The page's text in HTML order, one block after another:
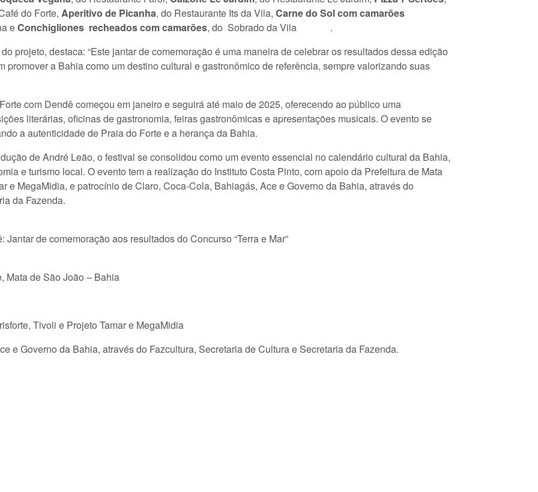
do Forte, Aperitivo de Picanha, do Restaurante Its da Vila, Carne do Sol com camarões
eConchigliones recheados com camarões, do Sobrado da Vila .
projeto, destaca: “Este jantar de comemoração é uma maneira de celebrar os resultados dessa edição
promover a Bahia como um destino cultural e gastronômico de referência, sempre valorizando suas
com Dendê começou em janeiro e seguirá até maio de 2025, oferecendo ao público uma
literárias, oficinas de gastronomia, feiras gastronômicas e apresentações musicais. O evento se
a autenticidade de Praia do Forte e a herança da Bahia.
de André Leão, o festival se consolidou como um evento essencial no calendário cultural da Bahia,
e turismo local. O evento tem a realização do Instituto Costa Pinto, com apoio da Prefeitura de Mata
e MegaMidia, e patrocínio de Claro, Coca-Cola, Bahiagás, Ace e Governo da Bahia, através do
da Fazenda.
de comemoração aos resultados do Concurso “Terra e Mar”
Mata de São João – Bahia
Tivoli e Projeto Tamar e MegaMidia
e Governo da Bahia, através do Fazcultura, Secretaria de Cultura e Secretaria da Fazenda.